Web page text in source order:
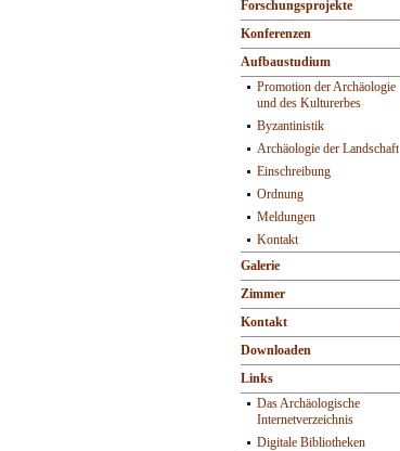
Forschungsprojekte
Konferenzen
Aufbaustudium
Promotion der Archäologie
und des Kulturerbes
Byzantinistik
Archäologie der Landschaft
Einschreibung
Ordnung
Meldungen
Kontakt
Galerie
Zimmer
Kontakt
Downloaden
Links
Das Archäologische
Internetverzeichnis
Digitale Bibliotheken